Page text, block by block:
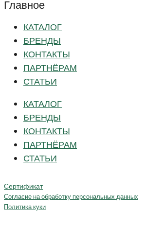
Главное
КАТАЛОГ
БРЕНДЫ
КОНТАКТЫ
ПАРТНЁРАМ
СТАТЬИ
КАТАЛОГ
БРЕНДЫ
КОНТАКТЫ
ПАРТНЁРАМ
СТАТЬИ
Сертификат
Согласие на обработку персональных данных
Политика куки